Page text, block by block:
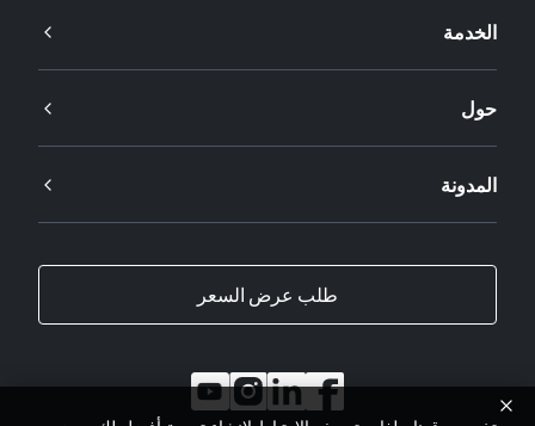
الخدمة
حول
المدونة
طلب عرض السعر